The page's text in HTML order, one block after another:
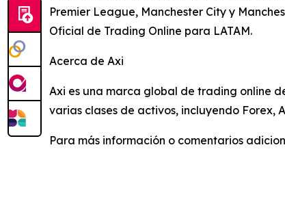
Premier League, Manchester City y
Oficial de Trading Online para LATAM.
Acerca de Axi
Axi es una marca global de trading online
varias clases de activos, incluyendo Forex,
Para más información o comentarios